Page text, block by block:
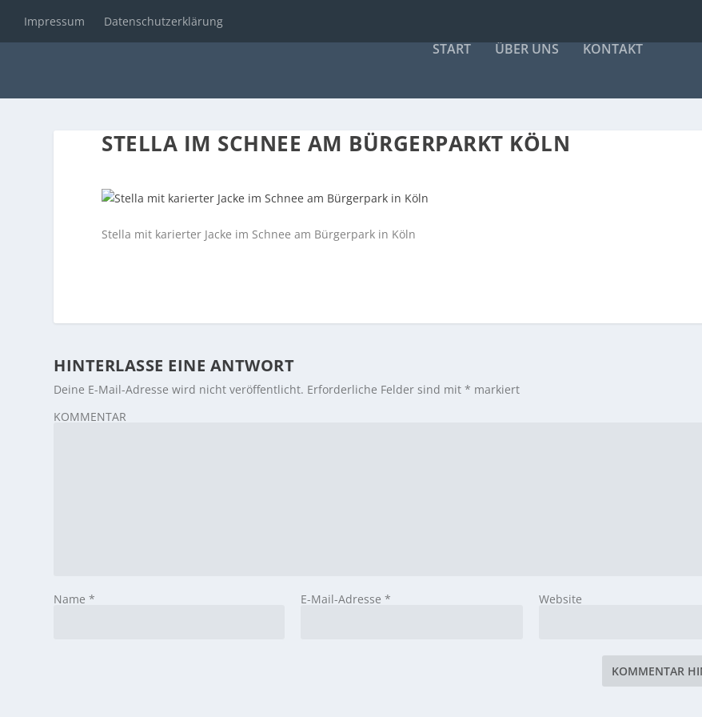
Impressum Datenschutzerklärung
START ÜBER UNS KONTAKT
STELLA IM SCHNEE AM BÜRGERPARKT KÖLN
Stella mit karierter Jacke im Schnee am Bürgerpark in Köln
HINTERLASSE EINE ANTWORT
Deine E-Mail-Adresse wird nicht veröffentlicht. Erforderliche Felder sind mit* markiert
KOMMENTAR
Name* E-Mail-Adresse * Website